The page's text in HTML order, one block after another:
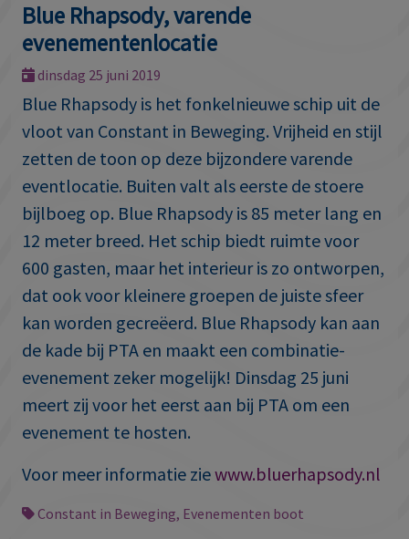
Blue Rhapsody, varende
evenementenlocatie
dinsdag 25 juni 2019
Blue Rhapsody is het fonkelnieuwe schip uit de
vloot van Constant in Beweging. Vrijheid en stijl
zetten de toon op deze bijzondere varende
eventlocatie. Buiten valt als eerste de stoere
bijlboeg op. Blue Rhapsody is 85 meter lang en
12 meter breed. Het schip biedt ruimte voor
600 gasten, maar het interieur is zo ontworpen,
dat ook voor kleinere groepen de juiste sfeer
kan worden gecreëerd. Blue Rhapsody kan aan
de kade bij PTA en maakt een combinatie-
evenement zeker mogelijk! Dinsdag 25 juni
meert zij voor het eerst aan bij PTA om een
evenement te hosten.
Voor meer informatie ziewww.bluerhapsody.nl
Constant in Beweging, Evenementen boot